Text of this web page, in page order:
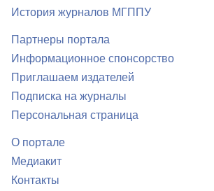
История журналов МГППУ
Партнеры портала
Информационное спонсорство
Приглашаем издателей
Подписка на журналы
Персональная страница
О портале
Медиакит
Контакты